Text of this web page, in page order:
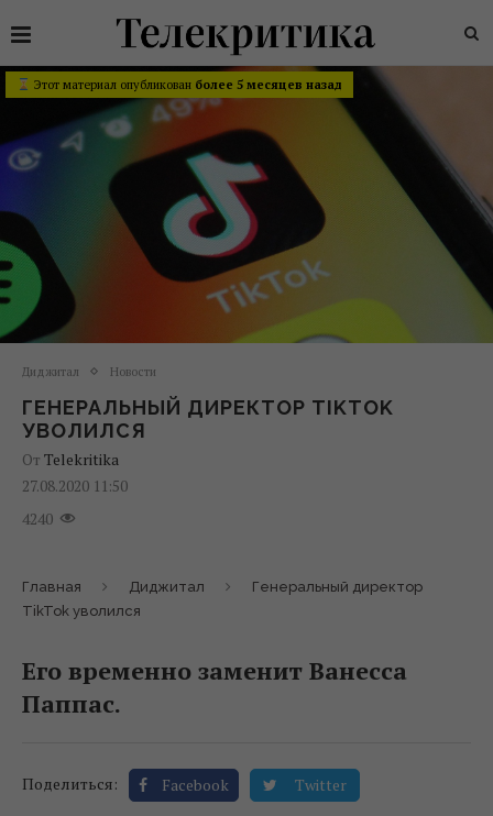
Этот материал опубликован более 5 месяцев назад
Диджитал Новости
ГЕНЕРАЛЬНЫЙ ДИРЕКТОР TIKTOK
УВОЛИЛСЯ
От Telekritika
27.08.2020 11:50
4240
Главная Диджитал
Генеральный директор
TikTok уволился
Его временно заменит Ванесса
Паппас.
Поделиться: Facebook Twitter